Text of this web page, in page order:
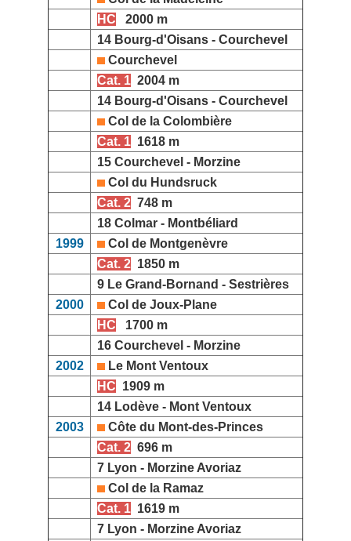
HC 2000 m
14 Bourg-d'Oisans - Courchevel
Courchevel
Cat. 1 2004 m
14 Bourg-d'Oisans - Courchevel
Col de la Colombière
Cat. 1 1618 m
15 Courchevel - Morzine
Col du Hundsruck
Cat. 2 748 m
18 Colmar - Montbéliard
1999
Col de Montgenèvre
Cat. 2 1850 m
9 Le Grand-Bornand - Sestrières
2000
Col de Joux-Plane
HC 1700 m
16 Courchevel - Morzine
2002
Le Mont Ventoux
HC 1909 m
14 Lodève - Mont Ventoux
2003
Côte du Mont-des-Princes
Cat. 2 696 m
7 Lyon - Morzine Avoriaz
Col de la Ramaz
Cat. 1 1619 m
7 Lyon - Morzine Avoriaz